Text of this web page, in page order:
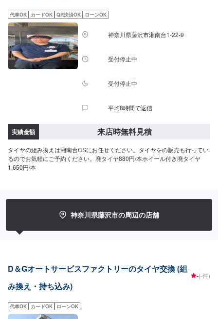
代車OK カードOK QR決済OK ローンOK
神奈川県藤沢市湘南台1-22-9
受付停止中
受付停止中
平均8時間で返信
実績金額 来店時無料見積
タイヤの組み換えは湘南台CSにお任せください。タイヤをの販売も行ってい
るのでお気軽にご予約ください。廃タイヤ880円/本ホイール付き廃タイヤ
1,650円/本
神奈川県藤沢市の周辺の店舗
D＆Gオートサービスファクトリーのタイヤ交換 (組
み換え・持ち込み)
-(-件)
代車OK カードOK ローンOK